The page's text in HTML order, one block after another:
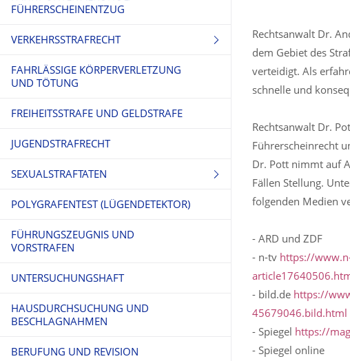
FÜHRERSCHEINENTZUG
VERKEHRSSTRAFRECHT
FAHRERFLUCHT
FAHRLÄSSIGE KÖRPERVERLETZUNG
UND TÖTUNG
FREIHEITSSTRAFE UND GELDSTRAFE
JUGENDSTRAFRECHT
SEXUALSTRAFTATEN
SEXUELLER MISSBRAUCH
KINDERPORNO- GRAPHISCHE
SCHRIFTEN
POLYGRAFENTEST (LÜGENDETEKTOR)
FÜHRUNGSZEUGNIS UND
VORSTRAFEN
UNTERSUCHUNGSHAFT
HAUSDURCHSUCHUNG UND
BESCHLAGNAHMEN
BERUFUNG UND REVISION
Rechtsanwalt Dr.
dem Gebiet des
verteidigt. Als
schnelle und
Rechtsanwalt Dr.
Führerscheinrecht
Dr. Pott nimmt auf
Fällen Stellung.
folgenden Medien
- ARD und ZDF
- n-tv https://
- bild.de https://
45679046.bild.html
- Spiegel https://
- Spiegel online